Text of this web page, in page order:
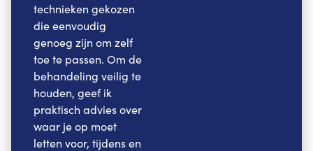
technieken gekozen
die eenvoudig
genoeg zijn om zelf
toe te passen. Om de
behandeling veilig te
houden, geef ik
praktisch advies over
waar je op moet
letten voor, tijdens en